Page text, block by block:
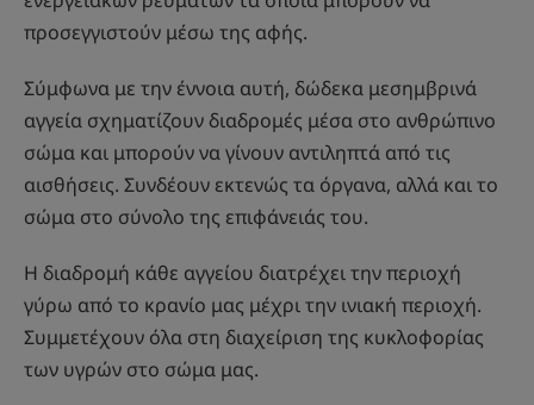
προσεγγιστούν μέσω της αφής.
Σύμφωνα με την έννοια αυτή, δώδεκα μεσημβρινά
αγγεία σχηματίζουν διαδρομές μέσα στο ανθρώπινο
σώμα και μπορούν να γίνουν αντιληπτά από τις
αισθήσεις. Συνδέουν εκτενώς τα όργανα, αλλά και το
σώμα στο σύνολο της επιφάνειάς του.
Η διαδρομή κάθε αγγείου διατρέχει την περιοχή
γύρω από το κρανίο μας μέχρι την ινιακή περιοχή.
Συμμετέχουν όλα στη διαχείριση της κυκλοφορίας
των υγρών στο σώμα μας.